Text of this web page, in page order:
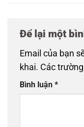
Để lại một
Email của bạn
khai. Các
Bình luận *